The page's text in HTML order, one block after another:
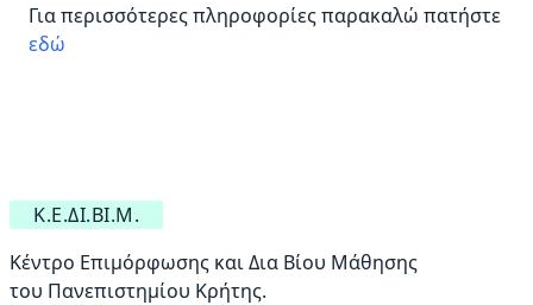
Για περισσότερες πληροφορίες παρακαλώ πατήστε
εδώ
Κ.Ε.ΔΙ.ΒΙ.Μ.
Κέντρο Επιμόρφωσης και Δια Βίου Μάθησης
του Πανεπιστημίου Κρήτης.